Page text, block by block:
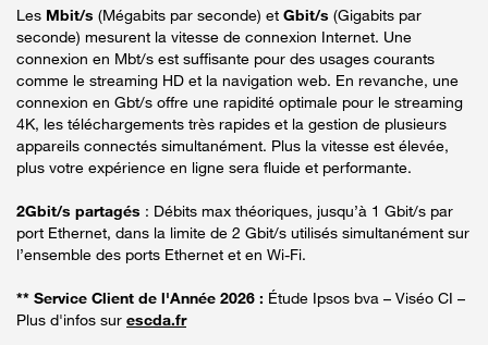
Les Mbit/s (Mégabits par seconde) et Gbit/s (Gigabits par
seconde) mesurent la vitesse de connexion Internet. Une
connexion en Mbt/s est suffisante pour des usages courants
comme le streaming HD et la navigation web. En revanche, une
connexion en Gbt/s offre une rapidité optimale pour le streaming
4K, les téléchargements très rapides et la gestion de plusieurs
appareils connectés simultanément. Plus la vitesse est élevée,
plus votre expérience en ligne sera fluide et performante.
2Gbit/s partagés : Débits max théoriques, jusqu’à 1 Gbit/s par
port Ethernet, dans la limite de 2 Gbit/s utilisés simultanément sur
l’ensemble des ports Ethernet et en Wi-Fi.
** Service Client de l'Année 2026 : Étude Ipsos bva – Viséo CI –
Plus d'infos sur escda.fr